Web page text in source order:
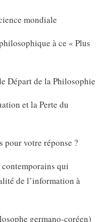
mondiale
à ce « Plus
Départ de la Philosophie
et la Perte du
pour votre réponse ?
qui
de l’information à
germano-coréen)